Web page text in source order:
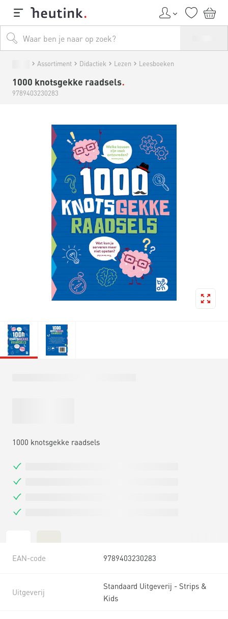
Assortiment Didactiek Lezen Leesboeken
1000 knotsgekke raadsels
9789403230283
1000 knotsgekke raadsels
EAN-code 9789403230283
Uitgeverij
Standaard Uitgeverij - Strips &
Kids